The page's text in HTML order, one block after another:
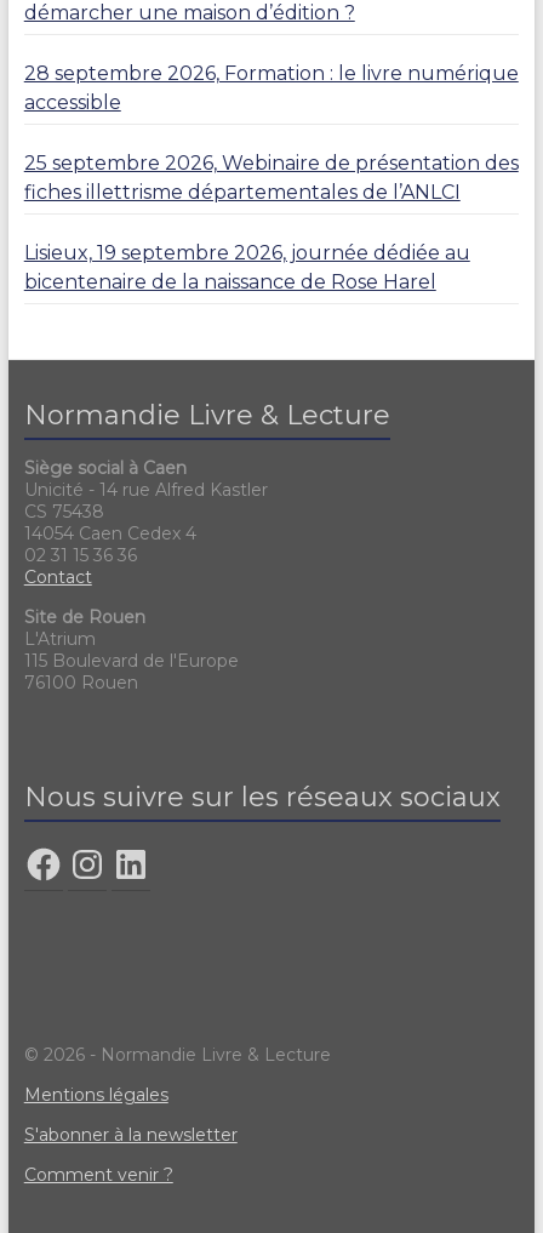
démarcher une maison d’édition ?
28 septembre 2026, Formation : le livre numérique
accessible
25 septembre 2026, Webinaire de présentation des
fiches illettrisme départementales de l’ANLCI
Lisieux, 19 septembre 2026, journée dédiée au
bicentenaire de la naissance de Rose Harel
Normandie Livre & Lecture
Siège social à Caen
Unicité - 14 rue Alfred Kastler
CS 75438
14054 Caen Cedex 4
02 31 15 36 36
Contact
Site de Rouen
L'Atrium
115 Boulevard de l'Europe
76100 Rouen
Nous suivre sur les réseaux sociaux
© 2026 - Normandie Livre & Lecture
Mentions légales
S'abonner à la newsletter
Comment venir ?